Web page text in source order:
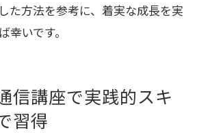
た方法を参考に、着実な成長を実
幸いです。
信講座で実践的スキ
習得